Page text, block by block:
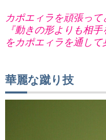
カポエィラを頑張っ
『動きの形よりも相
をカポエィラを通して
華麗な蹴り技